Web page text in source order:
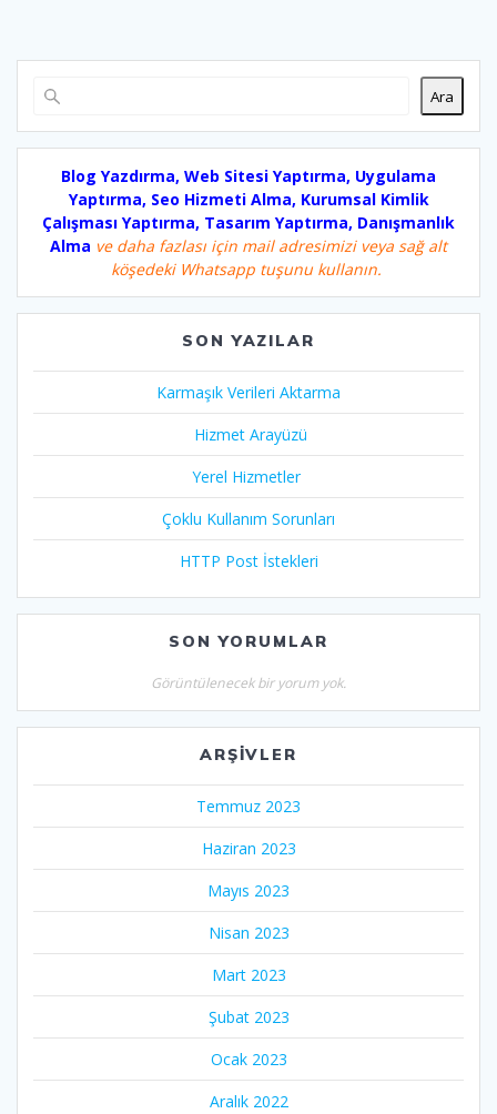
Ara
Blog Yazdırma, Web Sitesi Yaptırma, Uygulama
Yaptırma, Seo Hizmeti Alma, Kurumsal Kimlik
Çalışması Yaptırma, Tasarım Yaptırma, Danışmanlık
Alma ve daha fazlası için mail adresimizi veya sağ alt
köşedeki Whatsapp tuşunu kullanın.
SON YAZILAR
Karmaşık Verileri Aktarma
Hizmet Arayüzü
Yerel Hizmetler
Çoklu Kullanım Sorunları
HTTP Post İstekleri
SON YORUMLAR
Görüntülenecek bir yorum yok.
ARŞIVLER
Temmuz 2023
Haziran 2023
Mayıs 2023
Nisan 2023
Mart 2023
Şubat 2023
Ocak 2023
Aralık 2022